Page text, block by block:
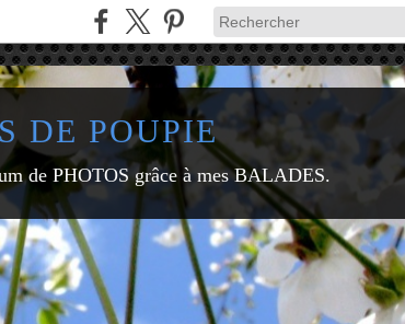
DE POUPIE
de PHOTOS grâce à mes BALADES.